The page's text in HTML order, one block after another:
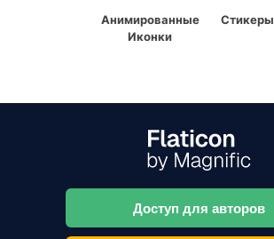
Анимированные
Иконки
Стикеры
Доступ для авторов